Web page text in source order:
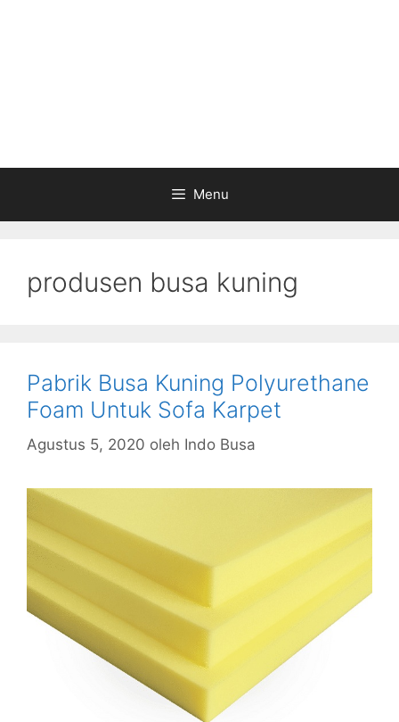
Menu
produsen busa kuning
Pabrik Busa Kuning Polyurethane
Foam Untuk Sofa Karpet
Agustus 5, 2020 oleh Indo Busa